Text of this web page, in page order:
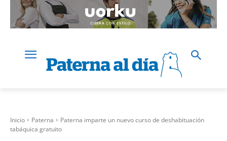
Inicio Paterna
Paterna imparte un nuevo curso de deshabituación
tabáquica gratuito